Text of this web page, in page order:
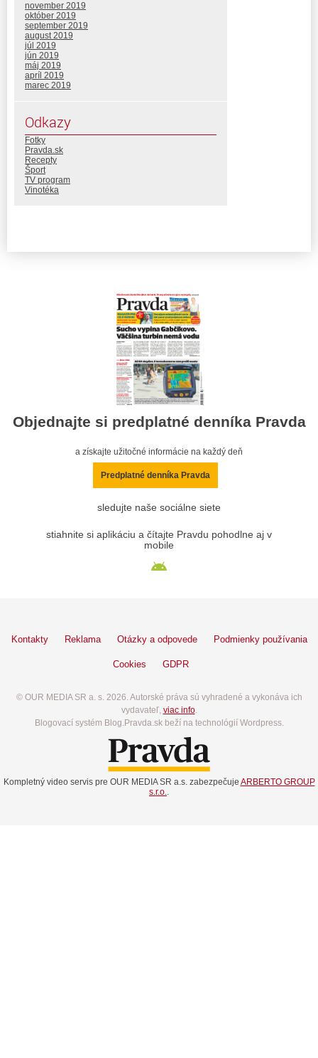
november 2019
október 2019
september 2019
august 2019
júl 2019
jún 2019
máj 2019
apríl 2019
marec 2019
Odkazy
Fotky
Pravda.sk
Recepty
Šport
TV program
Vinotéka
Objednajte si predplatné denníka Pravda
a získajte užitočné informácie na každý deň
Predplatné denníka Pravda
sledujte naše sociálne siete
stiahnite si aplikáciu a čítajte Pravdu pohodlne aj v
mobile
Kontakty Reklama Otázky a odpovede Podmienky používania
Cookies GDPR
© OUR MEDIA SR a. s. 2026. Autorské práva sú vyhradené a vykonáva ich
vydavateľ, viac info.
Blogovací systém Blog.Pravda.sk beží na technológií Wordpress.
Kompletný video servis pre OUR MEDIA SR a.s. zabezpečuje ARBERTO GROUP
s.r.o.